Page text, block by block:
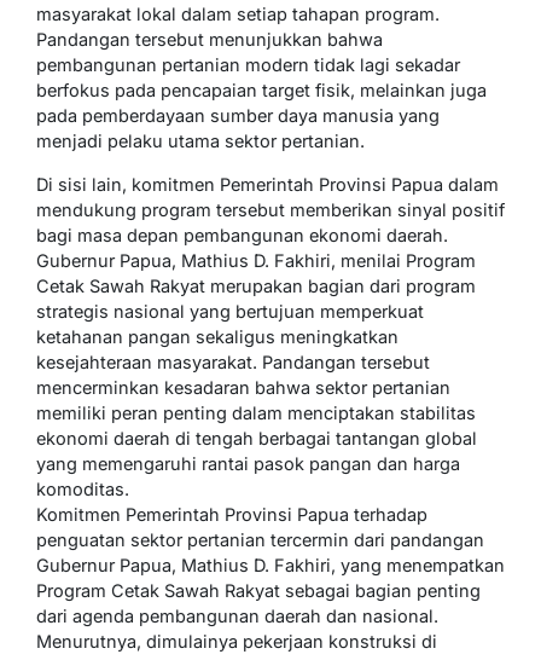
masyarakat lokal dalam setiap tahapan program.
Pandangan tersebut menunjukkan bahwa
pembangunan pertanian modern tidak lagi sekadar
berfokus pada pencapaian target fisik, melainkan juga
pada pemberdayaan sumber daya manusia yang
menjadi pelaku utama sektor pertanian.
Di sisi lain, komitmen Pemerintah Provinsi Papua dalam
mendukung program tersebut memberikan sinyal positif
bagi masa depan pembangunan ekonomi daerah.
Gubernur Papua, Mathius D. Fakhiri, menilai Program
Cetak Sawah Rakyat merupakan bagian dari program
strategis nasional yang bertujuan memperkuat
ketahanan pangan sekaligus meningkatkan
kesejahteraan masyarakat. Pandangan tersebut
mencerminkan kesadaran bahwa sektor pertanian
memiliki peran penting dalam menciptakan stabilitas
ekonomi daerah di tengah berbagai tantangan global
yang memengaruhi rantai pasok pangan dan harga
komoditas.
Komitmen Pemerintah Provinsi Papua terhadap
penguatan sektor pertanian tercermin dari pandangan
Gubernur Papua, Mathius D. Fakhiri, yang menempatkan
Program Cetak Sawah Rakyat sebagai bagian penting
dari agenda pembangunan daerah dan nasional.
Menurutnya, dimulainya pekerjaan konstruksi di